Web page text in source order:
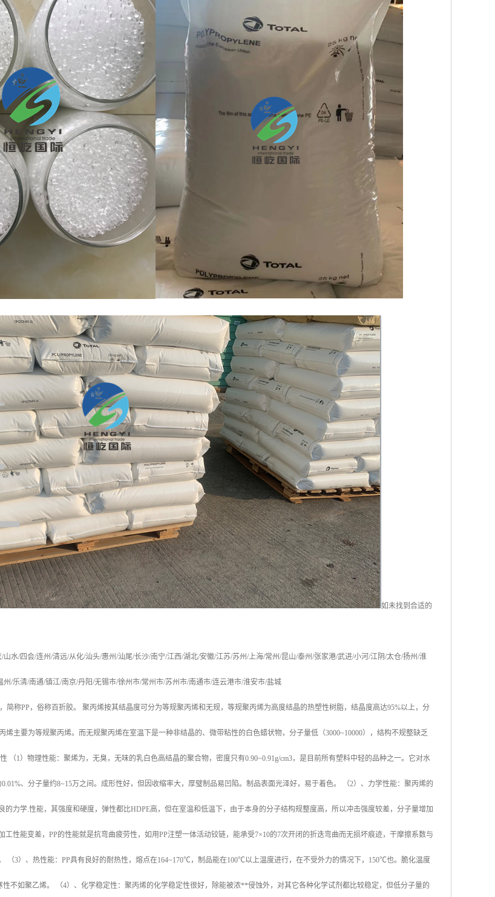
如未找到合适的
/山水/四会/连州/清远/从化/汕头/惠州/汕尾/长沙/南宁/江西/湖北/安徽/江苏/苏州/上海/常州/昆山/泰州/张家港/武进/小河 /江阴/太仓/扬州/淮
州/乐清/南通/镇江/南京/丹阳/无锡市/徐州市/常州市/苏州市/南通市/连云港市/淮安市/盐城
，简称PP ，俗称百折胶。 聚丙烯按其结晶度可分为等规聚丙烯和无规，等规聚丙烯为高度结晶的热塑性树脂，结晶度高达95%以上，分
烯主要为等规聚丙烯。而无规聚丙烯在室温下是一种非结晶的、微带粘性的白色蜡状物，分子量低（3000~10000），结构不规整缺乏
（1）物理性能：聚烯为，无臭，无味的乳白色高结晶的聚合物，密度只有0.90~0.91g/cm3，是目前所有塑料中轻的品种之一。它对水
0.01%、分子量约8~15万之间。成形性好，但因收缩率大，厚璧制品易凹陷。制品表面光泽好，易于着色。 （2）、力学性能：聚丙烯的
的力学.性能，其强度和硬度，弹性都比HDPE高，但在室温和低温下，由于本身的分子结构规整度高，所以冲击强度较差，分子量增加
工性能变差， PP的性能就是抗弯曲疲劳性，如用PP注塑一体活动铰链，能承受7×10的7次开闭的折迭弯曲而无损坏痕迹，干摩擦系数与
（3）、热性能： PP具有良好的耐热性，熔点在164~170℃，制品能在100℃以上温度进行，在不受外力的情况下， 150℃也。脆化温度
不如聚乙烯。 （4）、化学稳定性：聚丙烯的化学稳定性很好，除能被浓**侵蚀外，对其它各种化学试剂都比较稳定，但低分子量的